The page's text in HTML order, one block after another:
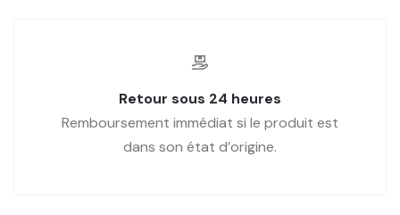
Retour sous 24 heures
Remboursement immédiat si le produit est
dans son état d’origine.